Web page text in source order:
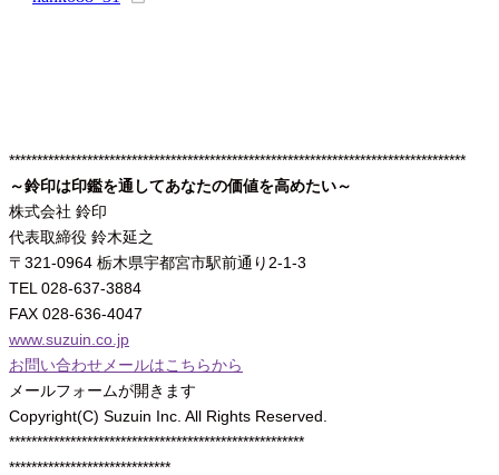
**********************************************************************************
～鈴印は印鑑を通してあなたの価値を高めたい～
株式会社 鈴印
代表取締役 鈴木延之
〒321-0964 栃木県宇都宮市駅前通り2-1-3
TEL 028-637-3884
FAX 028-636-4047
www.suzuin.co.jp
お問い合わせメールはこちらから
メールフォームが開きます
Copyright(C) Suzuin Inc. All Rights Reserved.
*****************************************************
*****************************